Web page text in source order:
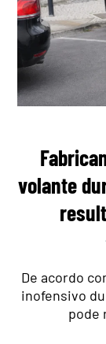
volante
De acordo
inofensivo
pode